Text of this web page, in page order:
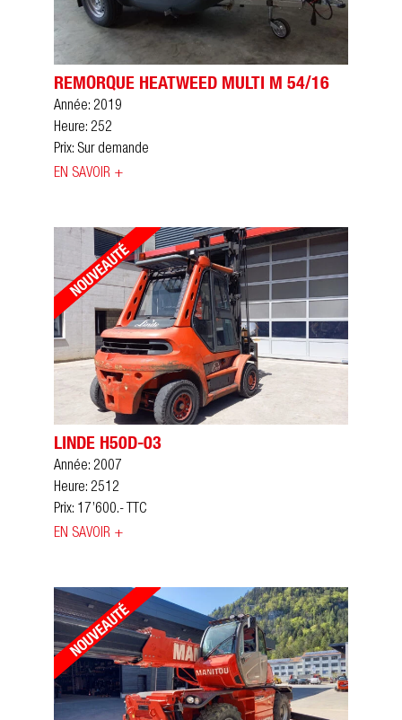
REMORQUE HEATWEED MULTI M 54/16
Année: 2019
Heure: 252
Prix: Sur demande
EN SAVOIR +
LINDE H50D-03
Année: 2007
Heure: 2512
Prix: 17’600.- TTC
EN SAVOIR +